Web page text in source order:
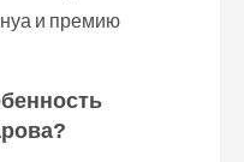
и премию